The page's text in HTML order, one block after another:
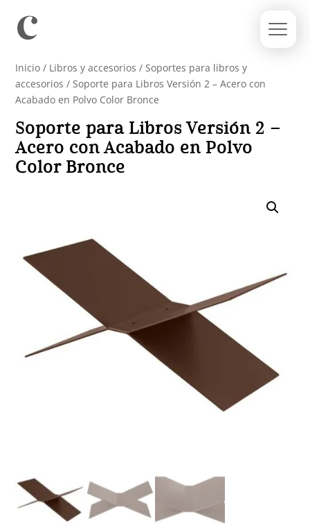
Inicio / Libros y accesorios /Soportes para libros y
accesorios / Soporte para Libros Versión 2 – Acero con
Acabado en Polvo Color Bronce
Soporte para Libros Versión 2 –
Acero con Acabado en Polvo
Color Bronce